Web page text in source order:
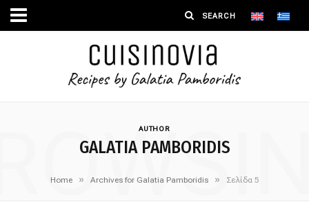
AUTHOR
GALATIA PAMBORIDIS
Home » Archives for Galatia Pamboridis » Σελίδα 5